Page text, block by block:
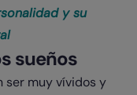
y su
sueños
ser muy vívidos y